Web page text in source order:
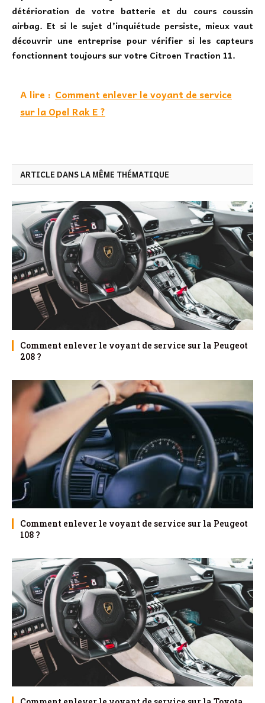
détérioration de votre batterie et du cours coussin
airbag. Et si le sujet d’inquiétude persiste, mieux vaut
découvrir une entreprise pour vérifier si les capteurs
fonctionnent toujours sur votre Citroen Traction 11.
A lire : Comment enlever le voyant de service
sur la Opel Rak E ?
ARTICLE DANS LA MÊME THÉMATIQUE
Comment enlever le voyant de service sur la Peugeot
208 ?
Comment enlever le voyant de service sur la Peugeot
108 ?